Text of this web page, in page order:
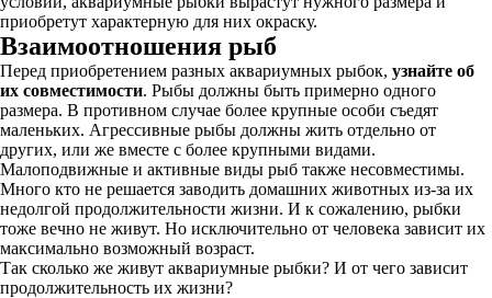
приобретут характерную для них окраску.
Взаимоотношения рыб
Перед приобретением разных аквариумных рыбок, узнайте об
их совместимости. Рыбы должны быть примерно одного
размера. В противном случае более крупные особи съедят
маленьких. Агрессивные рыбы должны жить отдельно от
других, или же вместе с более крупными видами.
Малоподвижные и активные виды рыб также несовместимы.
Много кто не решается заводить домашних животных из-за их
недолгой продолжительности жизни. И к сожалению, рыбки
тоже вечно не живут. Но исключительно от человека зависит их
максимально возможный возраст.
Так сколько же живут аквариумные рыбки? И от чего зависит
продолжительность их жизни?